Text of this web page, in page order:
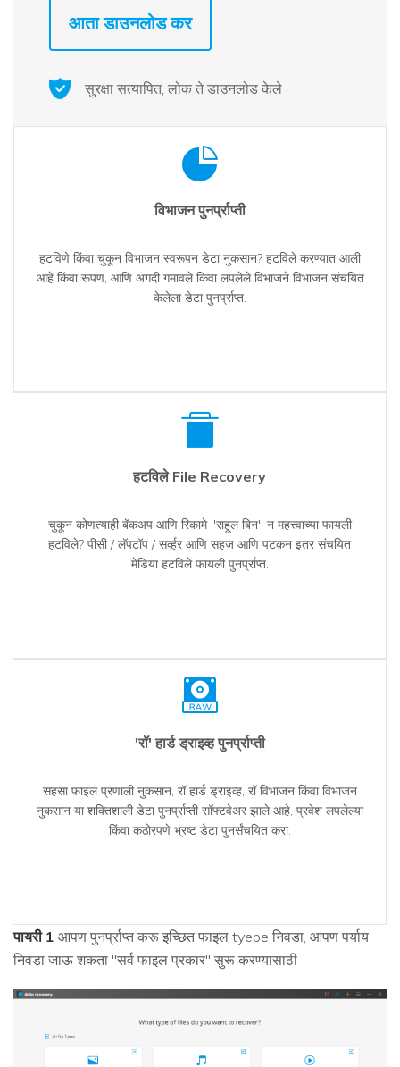
आता डाउनलोड कर
सुरक्षा सत्यापित, लोक ते डाउनलोड केले
विभाजन पुनर्प्राप्ती
हटविणे किंवा चुकून विभाजन स्वरूपन डेटा नुकसान? हटविले करण्यात आली
आहे किंवा रूपण, आणि अगदी गमावले किंवा लपलेले विभाजने विभाजन संचयित
केलेला डेटा पुनर्प्राप्त.
हटविले File Recovery
चुकून कोणत्याही बॅकअप आणि रिकामे "राहूल बिन" न महत्त्वाच्या फायली
हटविले? पीसी / लॅपटॉप / सर्व्हर आणि सहज आणि पटकन इतर संचयित
मेडिया हटविले फायली पुनर्प्राप्त.
'रॉ' हार्ड ड्राइव्ह पुनर्प्राप्ती
सहसा फाइल प्रणाली नुकसान, रॉ हार्ड ड्राइव्ह, रॉ विभाजन किंवा विभाजन
नुकसान या शक्तिशाली डेटा पुनर्प्राप्ती सॉफ्टवेअर झाले आहे, प्रवेश लपलेल्या
किंवा कठोरपणे भ्रष्ट डेटा पुनर्संचयित करा.
पायरी 1 आपण पुनर्प्राप्त करू इच्छित फाइल tyepe निवडा, आपण पर्याय
निवडा जाऊ शकता "सर्व फाइल प्रकार" सुरू करण्यासाठी